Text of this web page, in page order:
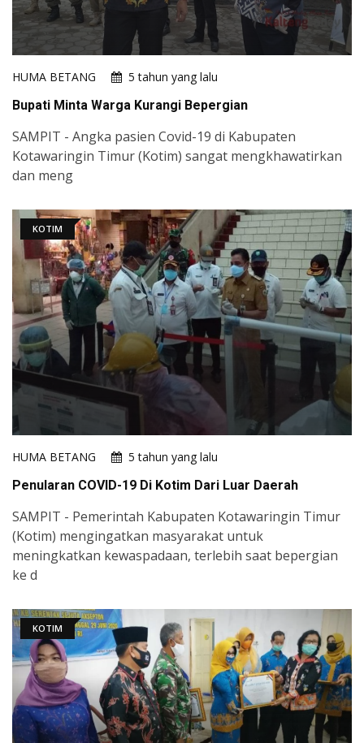
HUMA BETANG
5 tahun yang lalu
Bupati Minta Warga Kurangi Bepergian
SAMPIT - Angka pasien Covid-19 di Kabupaten
Kotawaringin Timur (Kotim) sangat mengkhawatirkan
dan meng
KOTIM
HUMA BETANG
5 tahun yang lalu
Penularan COVID-19 Di Kotim Dari Luar Daerah
SAMPIT - Pemerintah Kabupaten Kotawaringin Timur
(Kotim) mengingatkan masyarakat untuk
meningkatkan kewaspadaan, terlebih saat bepergian
ke d
KOTIM